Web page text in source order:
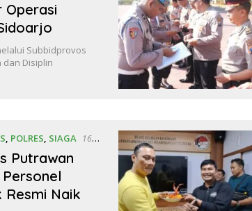
Operasi
Subbidprovos
Disiplin
, POLRES, SIAGA 16
Putrawan
Personel
Resmi Naik